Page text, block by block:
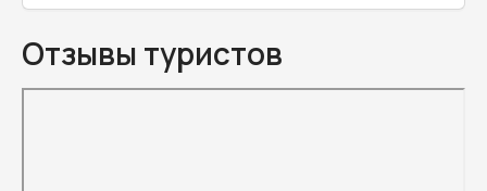
Отзывы туристов